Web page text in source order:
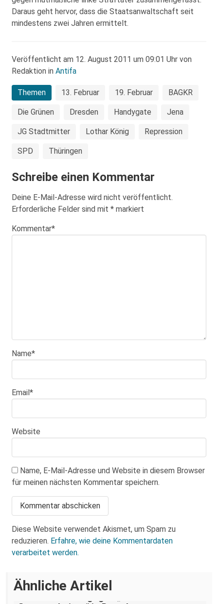
Daraus geht hervor, dass die Staatsanwaltschaft seit
mindestens zwei Jahren ermittelt.
Veröffentlicht am 12. August 2011 um 09:01 Uhr von
Redaktion in Antifa
Themen 13. Februar 19. Februar BAGKR
Die Grünen Dresden Handygate Jena
JG Stadtmitter Lothar König Repression
SPD Thüringen
Schreibe einen Kommentar
Deine E-Mail-Adresse wird nicht veröffentlicht.
Erforderliche Felder sind mit * markiert
Kommentar*
Name*
Email*
Website
Name, E-Mail-Adresse und Website in diesem Browser
für meinen nächsten Kommentar speichern.
Diese Website verwendet Akismet, um Spam zu
reduzieren. Erfahre, wie deine Kommentardaten
verarbeitet werden.
Ähnliche Artikel
„Teilhabe ist nicht verhandelbar“–